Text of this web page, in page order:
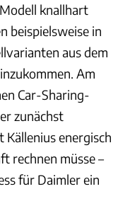
knallhart
beispielsweise in
aus dem
Am
Car-Sharing-
zunächst
energisch
rechnen müsse –
für Daimler ein